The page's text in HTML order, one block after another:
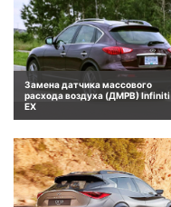
Замена датчика массового
расхода воздуха (ДМРВ) Infiniti
EX